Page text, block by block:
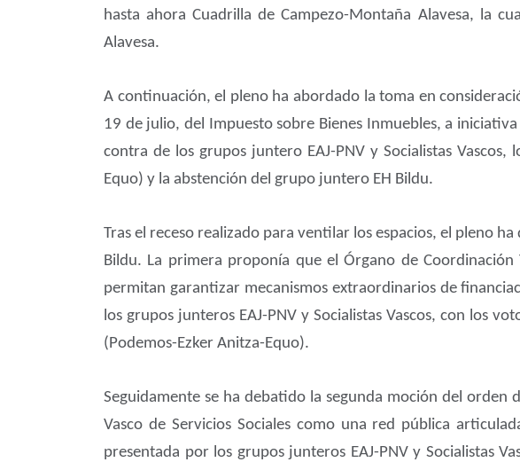
hasta ahora Cuadrilla de Campezo-Montaña Alavesa, la
Alavesa.
A continuación, el pleno ha abordado la toma en
19 de julio, del Impuesto sobre Bienes Inmuebles, a
contra de los grupos juntero EAJ-PNV y Socialistas
Equo) y la abstención del grupo juntero EH Bildu.
Tras el receso realizado para ventilar los espacios, el pleno
Bildu. La primera proponía que el Órgano de
permitan garantizar mecanismos extraordinarios de
los grupos junteros EAJ-PNV y Socialistas Vascos, con los
(Podemos-Ezker Anitza-Equo).
Seguidamente se ha debatido la segunda moción del
Vasco de Servicios Sociales como una red pública
presentada por los grupos junteros EAJ-PNV y Socialistas